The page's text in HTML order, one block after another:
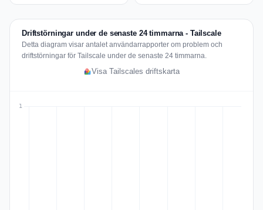
Driftstörningar under de senaste 24 timmarna - Tailscale
Detta diagram visar antalet användarrapporter om problem och
driftstörningar för Tailscale under de senaste 24 timmarna.
Visa Tailscales driftskarta